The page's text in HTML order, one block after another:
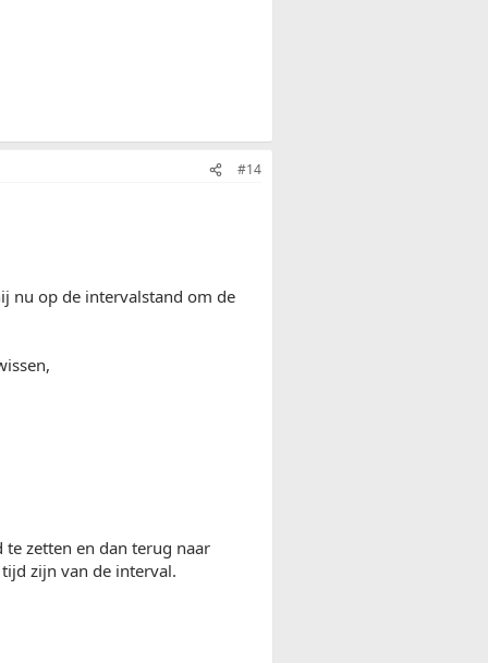
#14
nu op de intervalstand om de
zetten en dan terug naar
zijn van de interval.